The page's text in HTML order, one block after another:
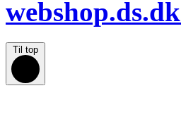
webshop.ds.dk
Til top